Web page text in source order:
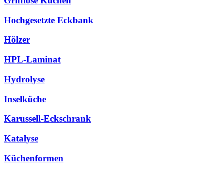
Hochgesetzte Eckbank
Hölzer
HPL-Laminat
Hydrolyse
Inselküche
Karussell-Eckschrank
Katalyse
Küchenformen